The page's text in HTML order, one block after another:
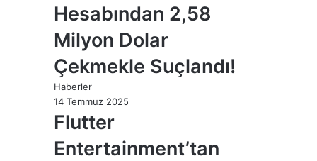
Hesabından 2,58
Milyon Dolar
Çekmekle Suçlandı!
Haberler
14 Temmuz 2025
Flutter
Entertainment’tan